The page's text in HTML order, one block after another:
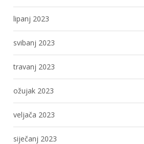
lipanj 2023
svibanj 2023
travanj 2023
ožujak 2023
veljača 2023
siječanj 2023